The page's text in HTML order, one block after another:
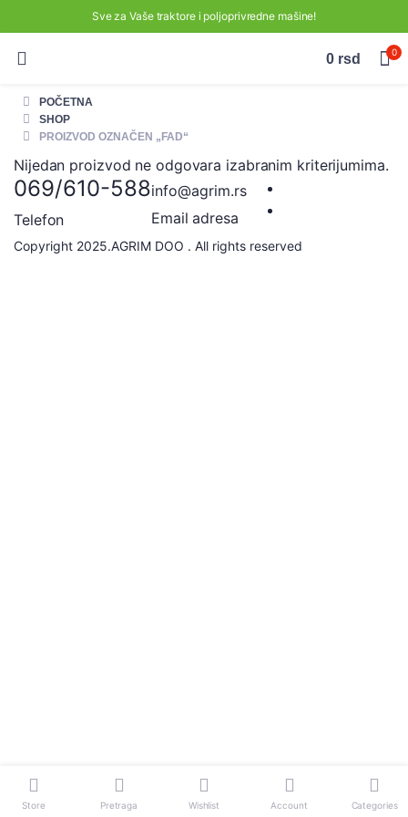
Sve za Vaše traktore i poljoprivredne mašine!
0 rsd 0
Store Pretraga Wishlist Account Categories
POČETNA
SHOP
PROIZVOD OZNAČEN „FAD“
Nijedan proizvod ne odgovara izabranim kriterijumima.
069/610-588
Telefon
info@agrim.rs
Email adresa
Copyright 2025.AGRIM DOO . All rights reserved